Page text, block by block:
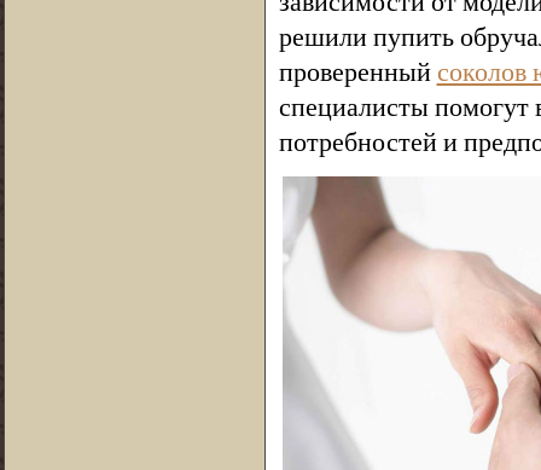
решили пупить
проверенный соколов
специалисты помогут
потребностей и